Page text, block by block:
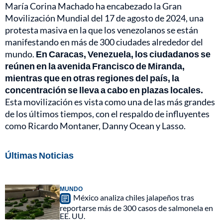
María Corina Machado ha encabezado la Gran
Movilización Mundial del 17 de agosto de 2024, una
protesta masiva en la que los venezolanos se están
manifestando en más de 300 ciudades alrededor del
mundo. En Caracas, Venezuela, los ciudadanos se
reúnen en la avenida Francisco de Miranda,
mientras que en otras regiones del país, la
concentración se lleva a cabo en plazas locales.
Esta movilización es vista como una de las más grandes
de los últimos tiempos, con el respaldo de influyentes
como Ricardo Montaner, Danny Ocean y Lasso.
Últimas Noticias
MUNDO
México analiza chiles jalapeños tras
reportarse más de 300 casos de salmonela en
EE. UU.